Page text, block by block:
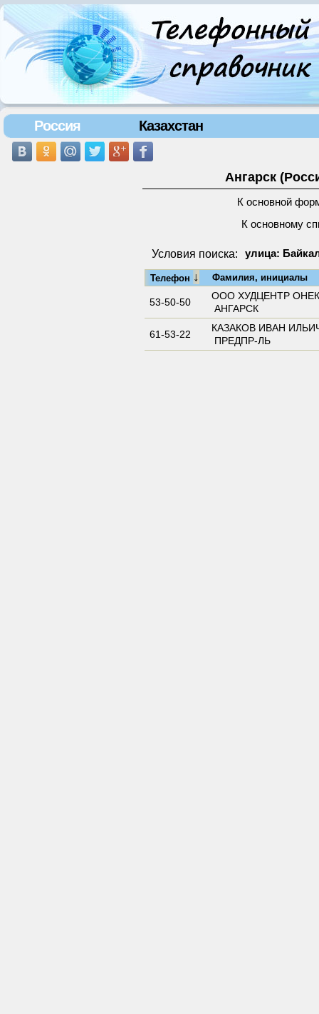
Россия Казахстан
Ангарск
К основной
К основному
Условия поиска: улица:
Телефон ↓ Фамилия, инициалы
53-50-50
ООО ХУДЦЕНТР
АНГАРСК
61-53-22
КАЗАКОВ ИВАН
ПРЕДПР-ЛЬ